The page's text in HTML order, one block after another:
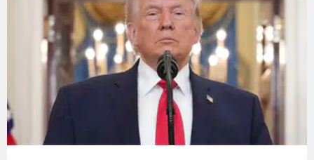
Hatay
Isparta
Mersin
İstanbul
İzmir